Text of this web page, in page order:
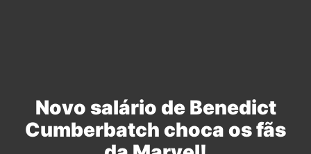
Novo salário de Benedict
Cumberbatch choca os fãs